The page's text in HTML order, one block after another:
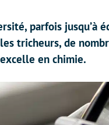
parfois jusqu’à
tricheurs, de
en chimie.